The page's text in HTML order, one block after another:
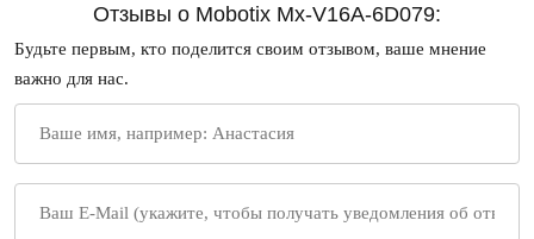
Отзывы о Mobotix Mx-V16A-6D079:
Будьте первым, кто поделится своим отзывом, ваше мнение
важно для нас.